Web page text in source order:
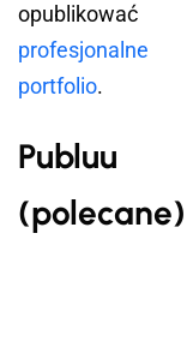
opublikować
profesjonalne
portfolio.
Publuu
(polecane)